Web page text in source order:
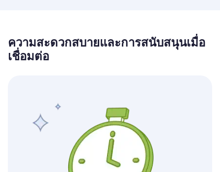
ความสะดวกสบายและการสนับสนุนเมื่อ
เชื่อมต่อ